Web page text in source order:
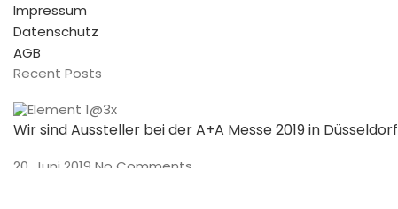
Impressum
Datenschutz
AGB
Recent Posts
Wir sind Aussteller bei der A+A Messe 2019 in Düsseldorf
20. Juni 2019 No Comments